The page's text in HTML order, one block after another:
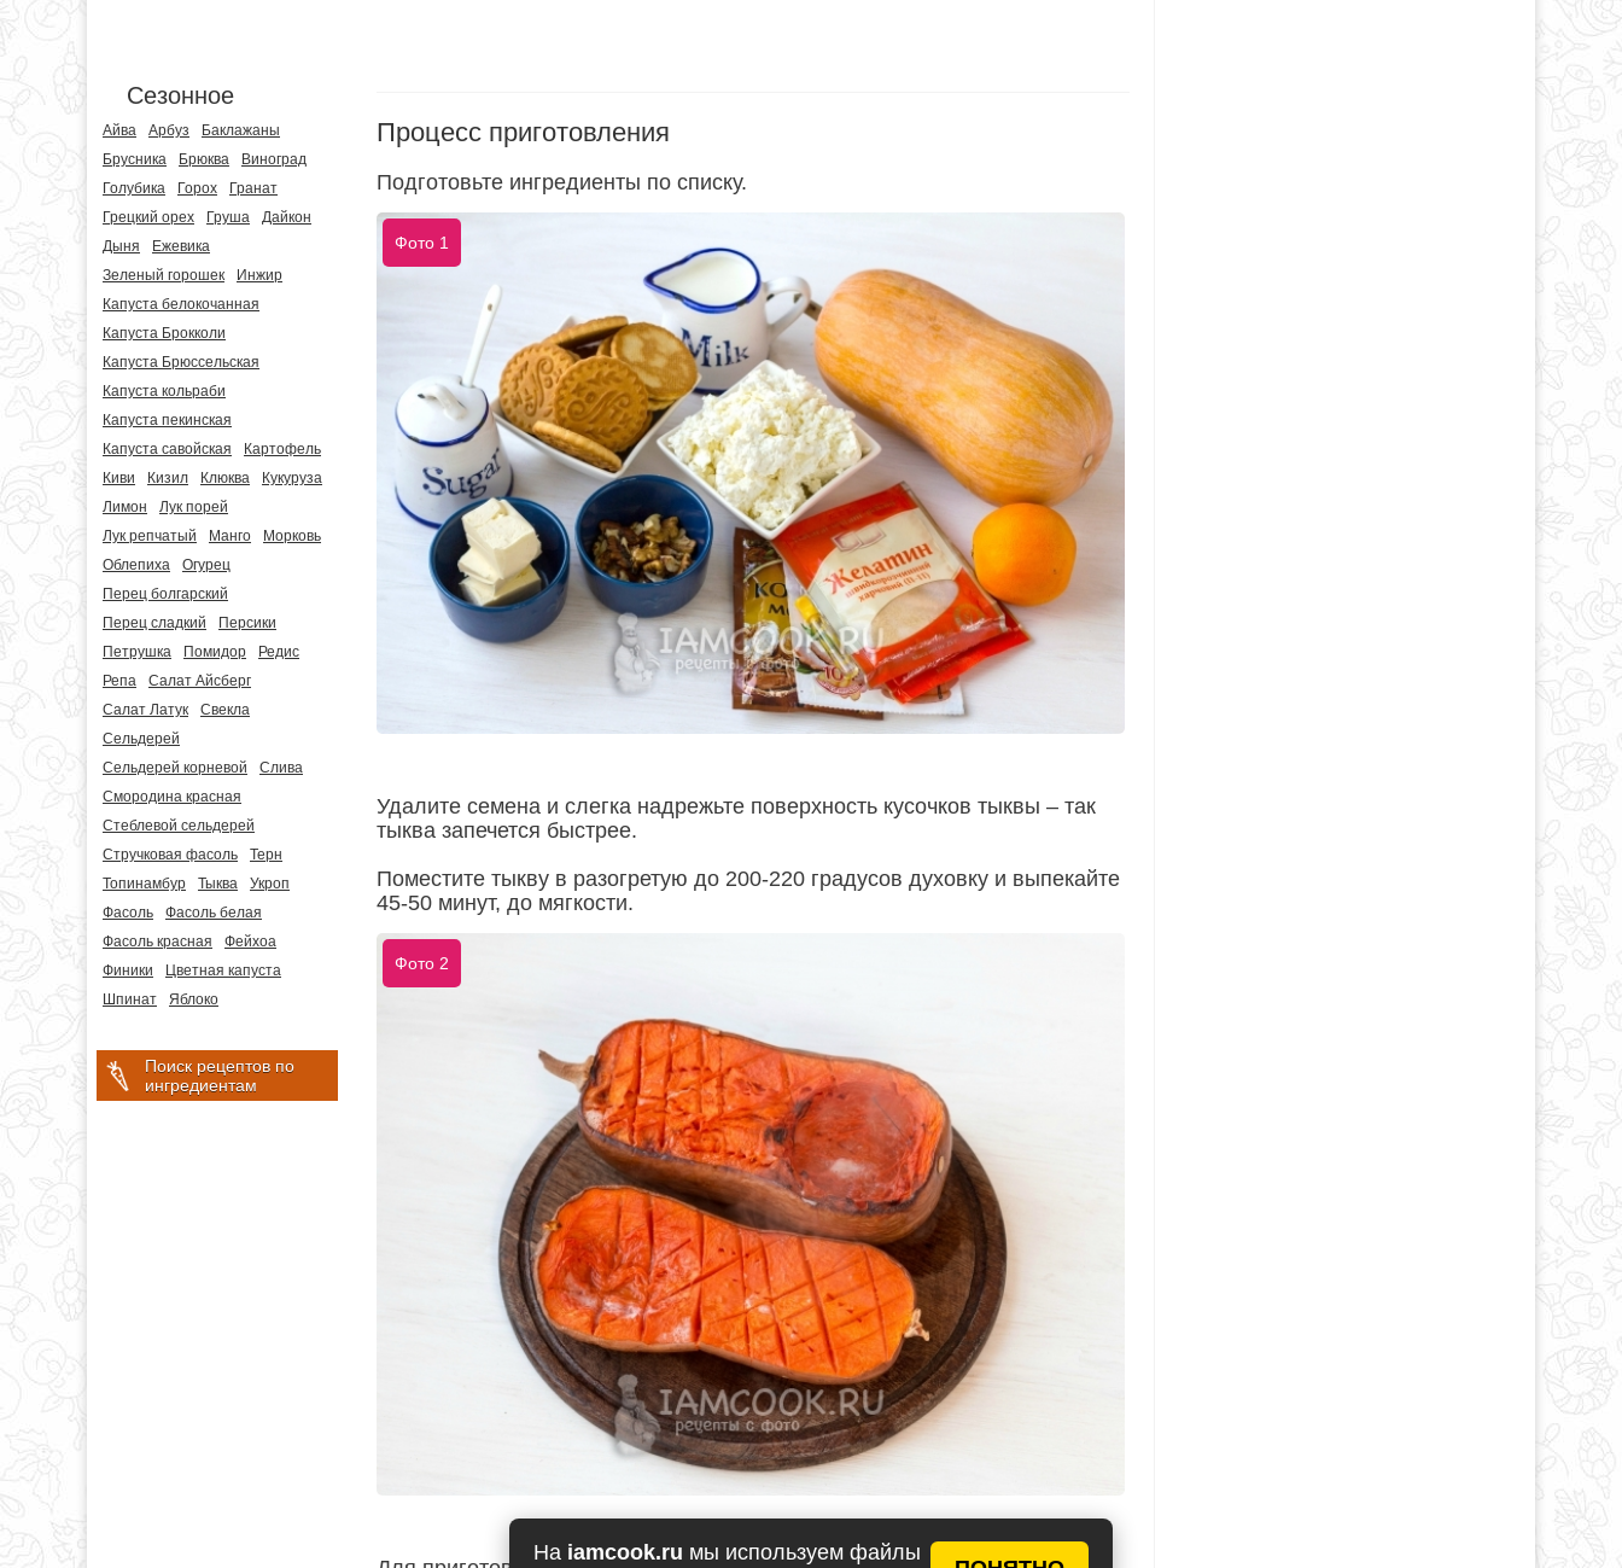
На iamcook.ru мы используем файлы
Сезонное
Айва Арбуз
Баклажаны
Брусника
Брюква
Виноград
Голубика
Горох
Гранат
Грецкий орех
Груша
Дайкон
Дыня
Ежевика
Зеленый горошек
Инжир
Капуста белокочанная
Капуста Брокколи
Капуста Брюссельская
Капуста кольраби
Капуста пекинская
Капуста савойская
Картофель
Киви
Кизил Клюква
Кукуруза
Лимон
Лук порей
Лук репчатый
Манго
Морковь
Облепиха
Огурец
Перец болгарский
Перец сладкий
Персики
Петрушка
Помидор
Редис
Репа
Салат Айсберг
Салат Латук
Свекла
Сельдерей
Сельдерей корневой
Слива
Смородина красная
Стеблевой сельдерей
Стручковая фасоль
Терн
Топинамбур
Тыква
Укроп
Фасоль
Фасоль белая
Фасоль красная
Фейхоа
Финики
Цветная капуста
Шпинат
Яблоко
Поиск рецептов по
ингредиентам
Процесс приготовления
Подготовьте ингредиенты по списку.
Фото 1
Удалите семена и слегка надрежьте поверхность кусочков тыквы – так
тыква запечется быстрее.
Поместите тыкву в разогретую до 200-220 градусов духовку и выпекайте
45-50 минут, до мягкости.
Фото 2